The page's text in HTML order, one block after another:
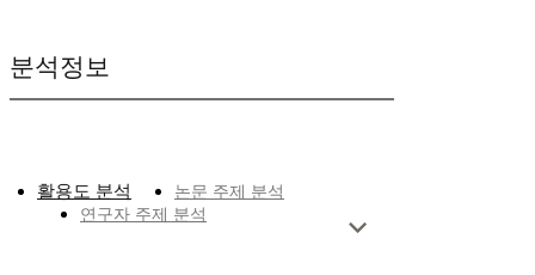
분석정보
활용도 분석
논문 주제 분석
연구자 주제 분석